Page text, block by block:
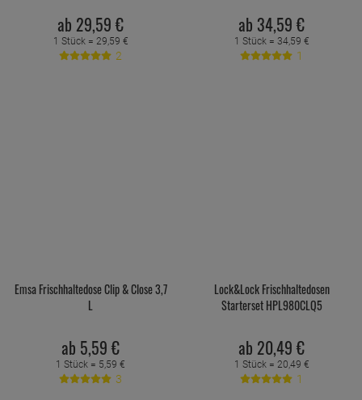
ab 29,59 €
1 Stück = 29,59 €
2
ab 34,59 €
1 Stück = 34,59 €
1
Emsa Frischhaltedose Clip & Close 3,7
L
ab 5,59 €
1 Stück = 5,59 €
3
Lock&Lock Frischhaltedosen
Starterset HPL980CLQ5
ab 20,49 €
1 Stück = 20,49 €
1